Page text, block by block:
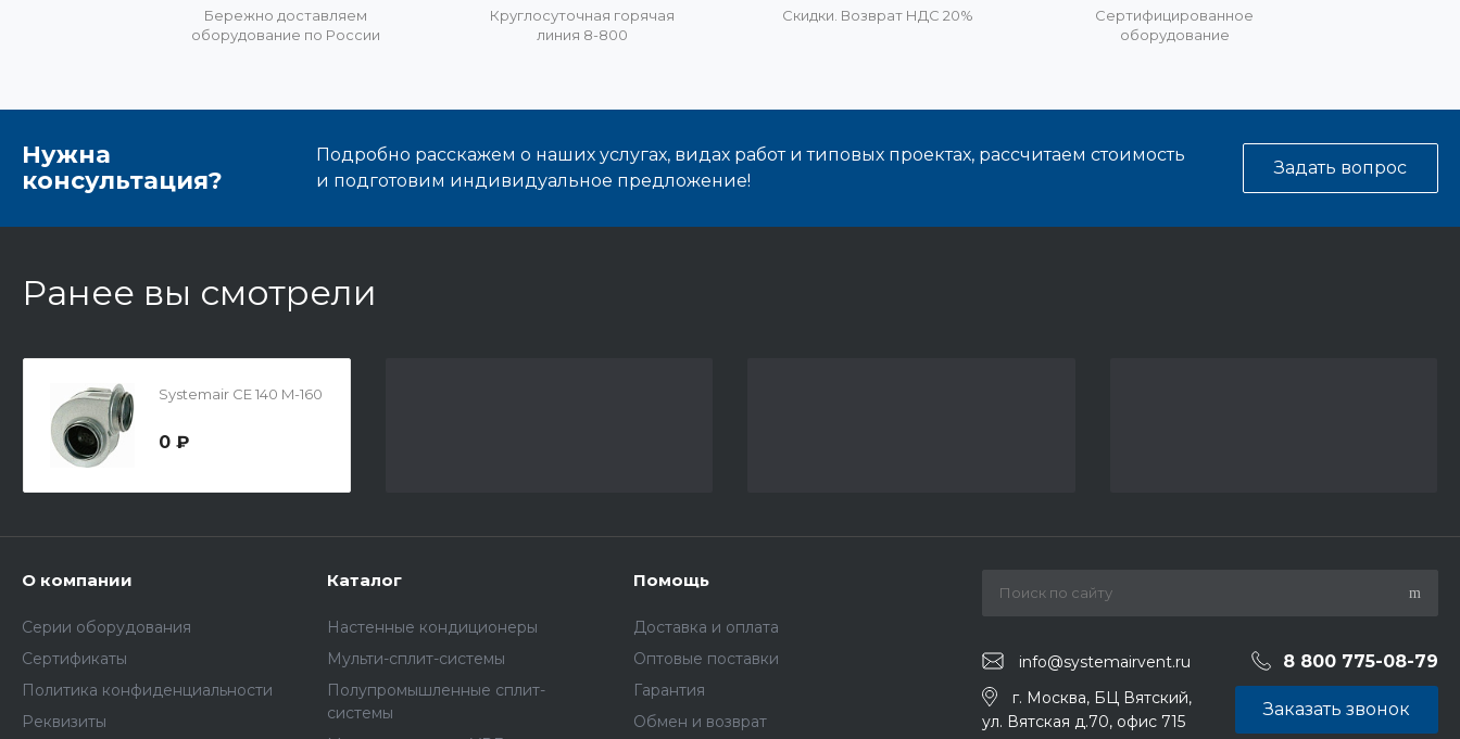
Бережно доставляем
оборудование по России
Круглосуточная горячая
линия 8-800
Скидки. Возврат НДС 20%
Сертифицированное
оборудование
Нужна
консультация?
Подробно расскажем о наших услугах, видах работ и типовых проектах, рассчитаем стоимость
и подготовим индивидуальное предложение!
Задать вопрос
Ранее вы смотрели
Systemair CE 140 M-160
0 ₽
О компании
Серии оборудования
Сертификаты
Политика конфиденциальности
Реквизиты
Каталог
Настенные кондиционеры
Мульти-сплит-системы
Полупромышленные сплит-
системы
Помощь
Доставка и оплата
Оптовые поставки
Гарантия
Обмен и возврат
info@systemairvent.ru 8 800 775-08-79
г. Москва, БЦ Вятский,
ул. Вятская д.70, офис 715
Заказать звонок